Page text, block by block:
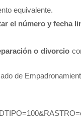
equivalente.
el número y fecha
o divorcio
de